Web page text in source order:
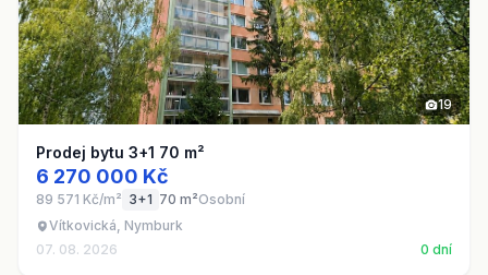
19
Prodej bytu 3+1 70 m²
6 270 000 Kč
89 571 Kč/m² 3+1 70 m²Osobní
Vítkovická, Nymburk
07. 08. 2026
0 dní